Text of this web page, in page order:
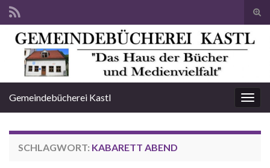
Search for:
Gemeindebücherei Kastl
SCHLAGWORT: KABARETT ABEND